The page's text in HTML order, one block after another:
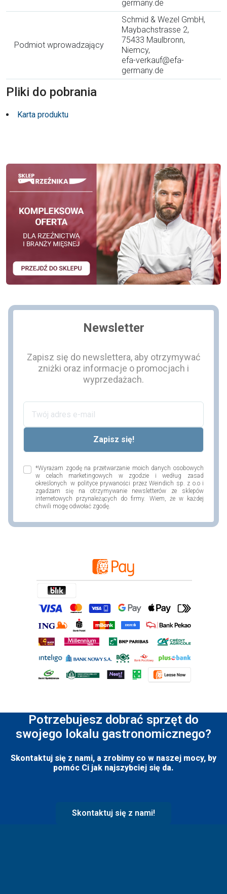
germany.de
Podmiot wprowadzający
Schmid & Wezel GmbH,
Maybachstrasse 2,
75433 Maulbronn,
Niemcy,
efa-verkauf@efa-
germany.de
Pliki do pobrania
Karta produktu
Newsletter
Zapisz się do newslettera, aby otrzymywać
zniżki oraz informacje o promocjach i
wyprzedażach.
*Wyrażam zgodę na przetwarzanie moich danych osobowych
w celach marketingowych w zgodzie i według zasad
określonych w polityce prywaności przez Weindich sp. z o.o i
zgadzam się na otrzymywanie newsletterów ze sklepów
internetowych przynależących do firmy. Wiem, że w każdej
chwili mogę odwołać zgodę.
Potrzebujesz dobrać sprzęt do
swojego lokalu gastronomicznego?
Skontaktuj się z nami, a zrobimy co w naszej mocy, by
pomóc Ci jak najszybciej się da.
Skontaktuj się z nami!